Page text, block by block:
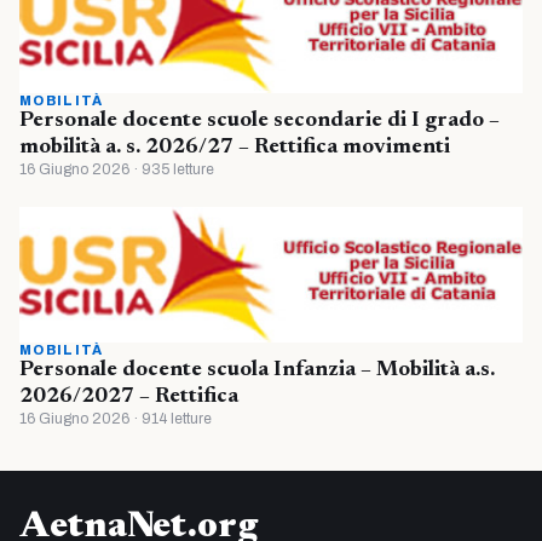
MOBILITÀ
Personale docente scuole secondarie di I grado –
mobilità a. s. 2026/27 – Rettifica movimenti
16 Giugno 2026 · 935 letture
MOBILITÀ
Personale docente scuola Infanzia – Mobilità a.s.
2026/2027 – Rettifica
16 Giugno 2026 · 914 letture
AetnaNet.org